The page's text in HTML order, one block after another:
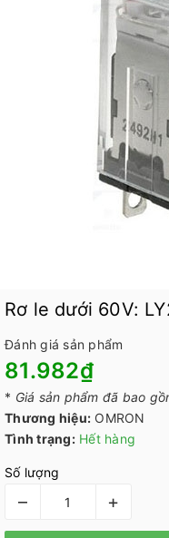
Rơ le dưới 60V:
Đánh giá sản phẩm
81.982₫
* Giá sản phẩm đã bao
Thương hiệu: OMRON
Tình trạng: Hết hàng
Số lượng
– +